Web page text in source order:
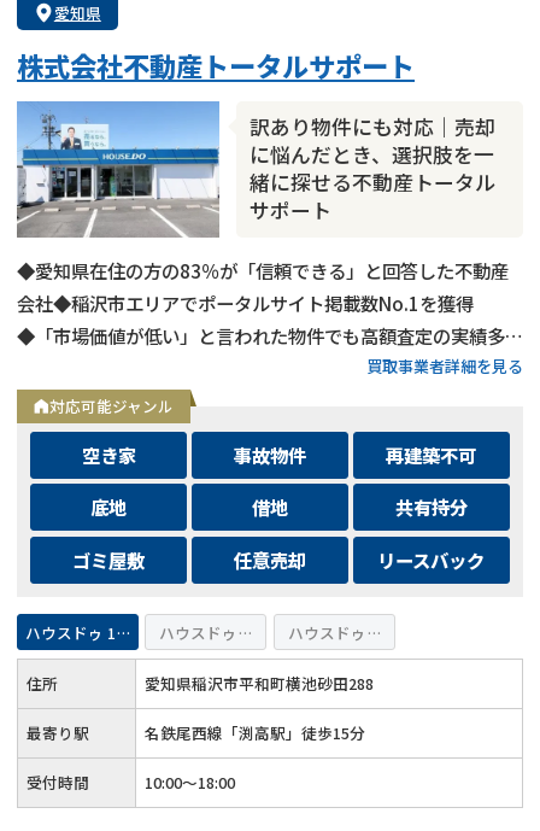
愛知県
株式会社不動産トータルサポート
訳あり物件にも対応｜売却
に悩んだとき、選択肢を一
緒に探せる不動産トータル
サポート
◆愛知県在住の方の83％が「信頼できる」と回答した不動産
会社◆稲沢市エリアでポータルサイト掲載数No.1を獲得
◆「市場価値が低い」と言われた物件でも高額査定の実績多数
◆不動産査定は完全無料で対応◆ご家族連れでも安心のキッズ
スペースあり◆メールでのご相談は24時間受付中
買取事業者詳細を見る
対応可能ジャンル
空き家 事故物件
再建築不可
底地
借地
共有持分
ゴミ屋敷
任意売却 リースバック
ハウスドゥ 155号稲沢ハウスドゥ 愛西 ハウスドゥ 弥富・佐屋
住所 愛知県稲沢市平和町横池砂田288
最寄り駅 名鉄尾西線「渕高駅」徒歩15分
受付時間 10:00～18:00